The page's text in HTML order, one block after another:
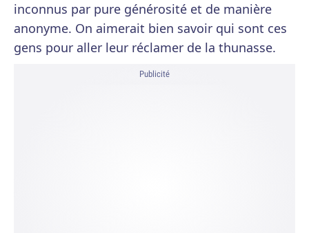
inconnus par pure générosité et de manière
anonyme. On aimerait bien savoir qui sont ces
gens pour aller leur réclamer de la thunasse.
Publicité